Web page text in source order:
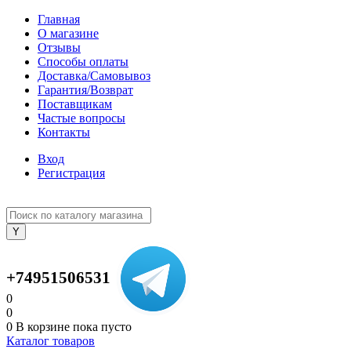
Главная
О магазине
Отзывы
Способы оплаты
Доставка/Самовывоз
Гарантия/Возврат
Поставщикам
Частые вопросы
Контакты
Вход
Регистрация
+74951506531
0
0
0 В корзине пока пусто
Каталог товаров